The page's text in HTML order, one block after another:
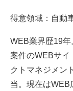
得意領域：自動
WEB業界歴19
案件のWEBサイ
クトマネジメン
当。現在はWEB